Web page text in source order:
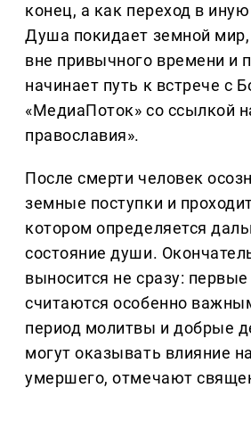
конец, а как переход в
Душа покидает земной
вне привычного времени и
начинает путь к встрече с
«МедиаПоток» со ссылкой
православия».
После смерти человек
земные поступки и
котором определяется
состояние души.
выносится не сразу:
считаются особенно
период молитвы и добрые
могут оказывать влияние
умершего, отмечают